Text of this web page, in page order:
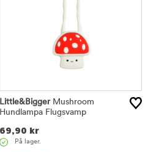
Little&BiggerMushroom
Hundlampa Flugsvamp
69,90 kr
På lager.